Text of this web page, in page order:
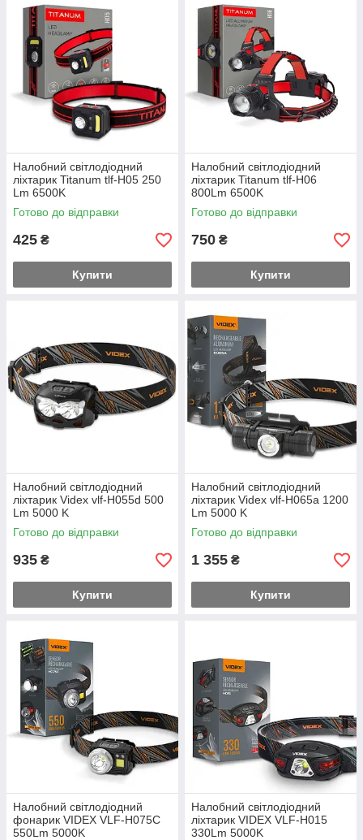
Налобний світлодіодний
ліхтарик Titanum tlf-H05 250
Lm 6500K
Готово до відправки
425 ₴
Купити
Налобний світлодіодний
ліхтарик Titanum tlf-H06
800Lm 6500K
Готово до відправки
750 ₴
Купити
Налобний світлодіодний
ліхтарик Videx vlf-H055d 500
Lm 5000 K
Готово до відправки
935 ₴
Купити
Налобний світлодіодний
ліхтарик Videx vlf-H065a 1200
Lm 5000 K
Готово до відправки
1 355 ₴
Купити
Налобний світлодіодний
фонарик VIDEX VLF-H075С
550Lm 5000K
Налобний світлодіодний
ліхтарик VIDEX VLF-H015
330Lm 5000K